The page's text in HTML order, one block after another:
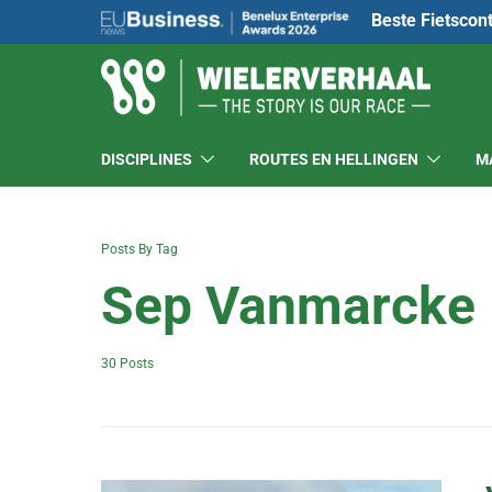
Beste
DISCIPLINES ROUTES EN HELLINGEN
Posts By Tag
Sep Vanmarcke
30 Posts